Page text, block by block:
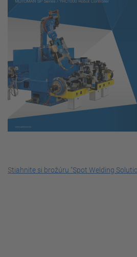
Stiahnite si brožúru "Spot Welding